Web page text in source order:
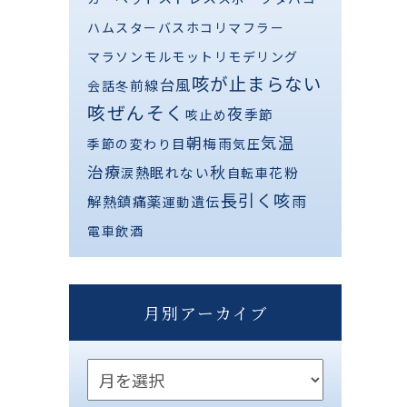
ハムスター バス ホコリ マフラー
マラソンモルモット リモデリング
会話冬前線台風咳が止まらない
咳ぜんそく 咳止め夜季節
季節の変わり目朝梅雨気圧気温
治療涙 熱眠れない秋 自転車花粉
解熱鎮痛薬運動遺伝長引く咳雨
電車飲酒
月別アーカイブ